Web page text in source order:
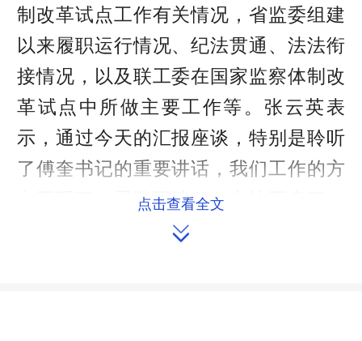
制改革试点工作有关情况，省监委组建
以来履职运行情况、纪法贯通、法法衔
接情况，以及联工委在国家监察体制改
革试点中所做主要工作等。张云英表
示，通过今天的汇报座谈，特别是聆听
了傅奎书记的重要讲话，我们工作的方
向更明了、思路更清了、办法更多了、
信心更足了。我们将在省委、省人大常
点击查看全文
